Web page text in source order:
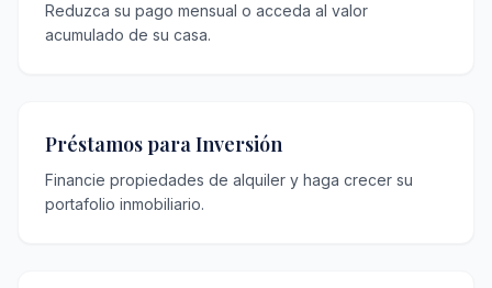
Reduzca su pago mensual o acceda al valor
acumulado de su casa.
Préstamos para Inversión
Financie propiedades de alquiler y haga crecer su
portafolio inmobiliario.